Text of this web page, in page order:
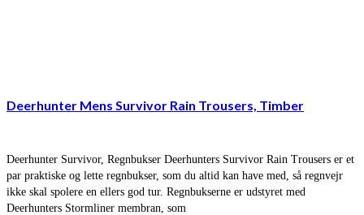
Deerhunter Mens Survivor Rain Trousers, Timber
Deerhunter Survivor, Regnbukser Deerhunters Survivor Rain Trousers er et
par praktiske og lette regnbukser, som du altid kan have med, så regnvejr
ikke skal spolere en ellers god tur. Regnbukserne er udstyret med
Deerhunters Stormliner membran, som